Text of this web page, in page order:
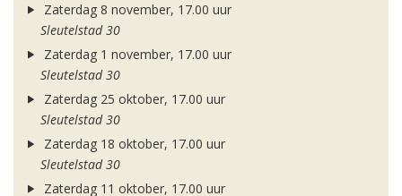
Zaterdag 8 november, 17.00 uur
Sleutelstad 30
Zaterdag 1 november, 17.00 uur
Sleutelstad 30
Zaterdag 25 oktober, 17.00 uur
Sleutelstad 30
Zaterdag 18 oktober, 17.00 uur
Sleutelstad 30
Zaterdag 11 oktober, 17.00 uur